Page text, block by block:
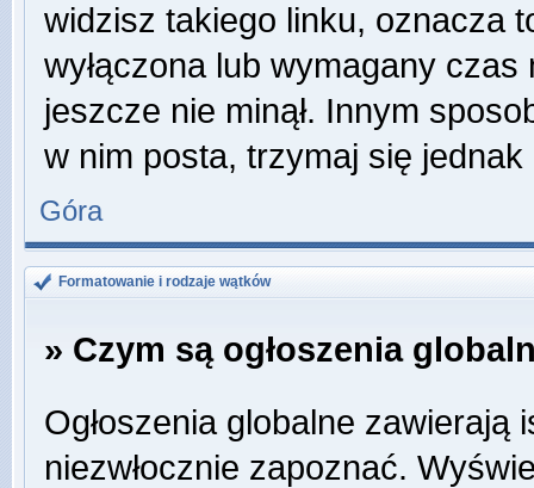
widzisz takiego linku, oznacza
wyłączona lub wymagany
jeszcze nie minął. Innym
w nim posta, trzymaj się
Góra
Formatowanie i rodzaje wątków
» Czym są ogłoszenia
Ogłoszenia globalne
niezwłocznie zapoznać.